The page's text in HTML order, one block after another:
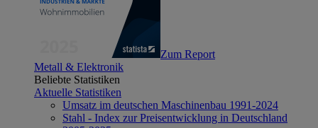
Zum Report
Metall & Elektronik
Beliebte Statistiken
Aktuelle Statistiken
Umsatz im deutschen Maschinenbau 1991-2024
Stahl - Index zur Preisentwicklung in Deutschland